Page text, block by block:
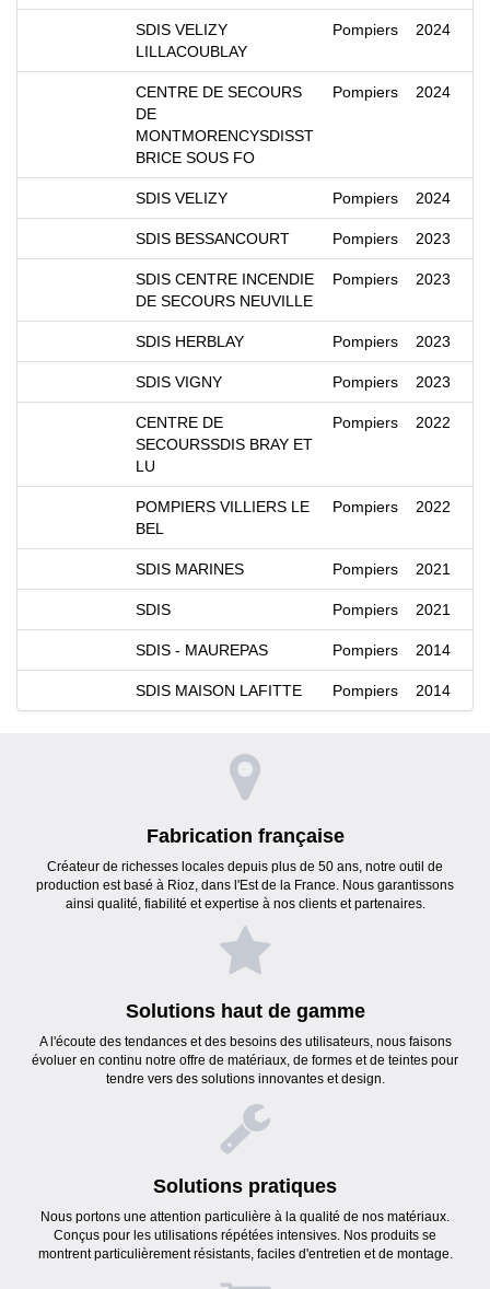
SDIS VELIZY
LILLACOUBLAY
Pompiers 2024
CENTRE DE SECOURS
DE
MONTMORENCYSDISST
BRICE SOUS FO
Pompiers 2024
SDIS VELIZY Pompiers 2024
SDIS BESSANCOURT Pompiers 2023
SDIS CENTRE INCENDIE
DE SECOURS NEUVILLE
Pompiers 2023
SDIS HERBLAY Pompiers 2023
SDIS VIGNY Pompiers 2023
CENTRE DE
SECOURSSDIS BRAY ET
LU
Pompiers 2022
POMPIERS VILLIERS LE
BEL
Pompiers 2022
SDIS MARINES Pompiers 2021
SDIS Pompiers 2021
SDIS - MAUREPAS Pompiers 2014
SDIS MAISON LAFITTE Pompiers 2014
Fabrication française
Créateur de richesses locales depuis plus de 50 ans, notre outil de
production est basé à Rioz, dans l'Est de la France. Nous garantissons
ainsi qualité, fiabilité et expertise à nos clients et partenaires.
Solutions haut de gamme
A l'écoute des tendances et des besoins des utilisateurs, nous faisons
évoluer en continu notre offre de matériaux, de formes et de teintes pour
tendre vers des solutions innovantes et design.
Solutions pratiques
Nous portons une attention particulière à la qualité de nos matériaux.
Conçus pour les utilisations répétées intensives. Nos produits se
montrent particulièrement résistants, faciles d'entretien et de montage.